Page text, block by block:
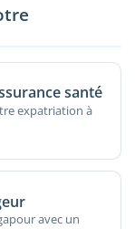
santé
expatriation à
avec un